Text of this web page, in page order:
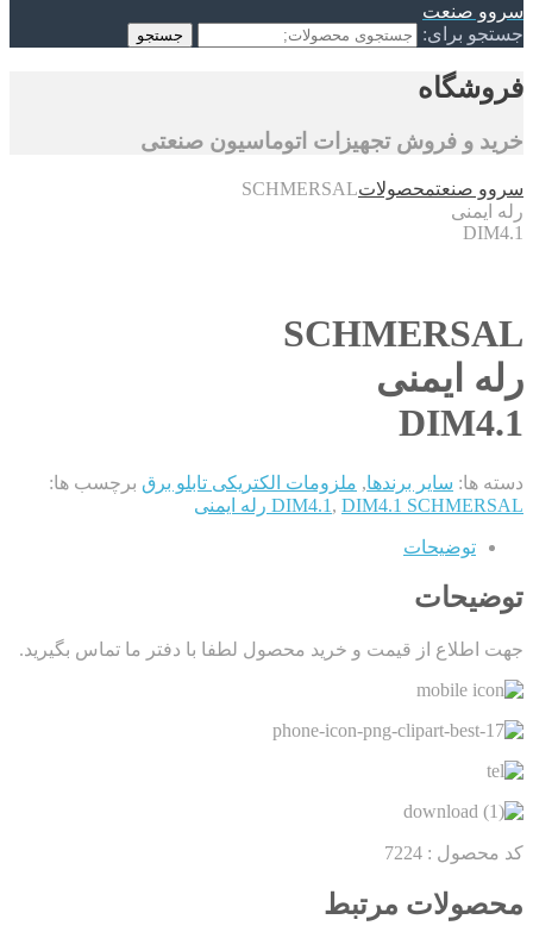
سروو صنعت
جستجو برای:
جستجو
فروشگاه
خرید و فروش تجهیزات اتوماسیون صنعتی
سروو صنعتمحصولاتSCHMERSAL
رله ایمنی
DIM4.1
SCHMERSAL
رله ایمنی
DIM4.1
دسته ها: سایر برندها, ملزومات الکتریکی تابلو برق برچسب ها:
DIM4.1 , DIM4.1 SCHMERSAL رله ایمنی
توضیحات
توضیحات
جهت اطلاع از قیمت و خرید محصول لطفا با دفتر ما تماس بگیرید.
کد محصول : 7224
محصولات مرتبط